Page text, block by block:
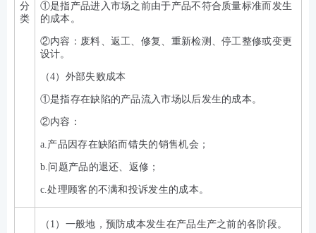
分
类
①是指产品进入市场之前由于产品不符合质量标准而发生
的成本。
②内容：废料、返工、修复、重新检测、停工整修或变更
设计。
（4）外部失败成本
①是指存在缺陷的产品流入市场以后发生的成本。
②内容：
a.产品因存在缺陷而错失的销售机会；
b.问题产品的退还、返修；
c.处理顾客的不满和投诉发生的成本。
（1）一般地，预防成本发生在产品生产之前的各阶段。